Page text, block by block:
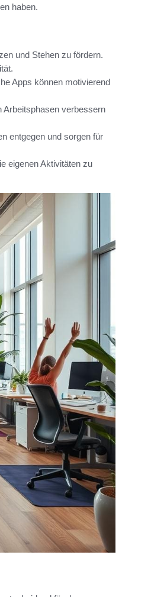
haben.
und Stehen zu fördern.
Apps können motivierend
Arbeitsphasen verbessern
entgegen und sorgen für
eigenen Aktivitäten zu